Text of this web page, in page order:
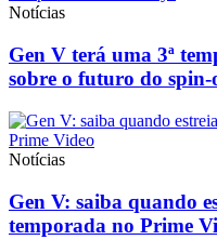
Notícias
Gen V terá uma 3ª
sobre o futuro do spin-
Notícias
Gen V: saiba quando
temporada no Prime